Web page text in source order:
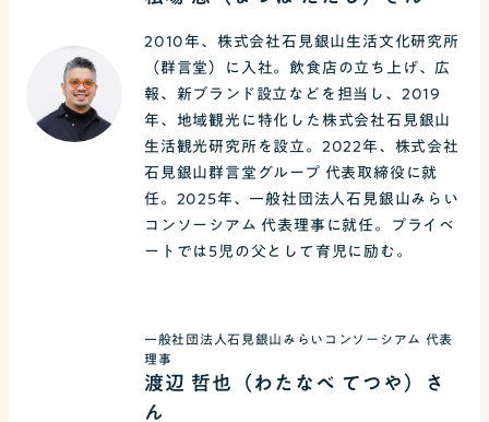
2010年、株式会社石見銀山生活文化研究所
（群言堂）に入社。飲食店の立ち上げ、広
報、新ブランド設立などを担当し、2019
年、地域観光に特化した株式会社石見銀山
生活観光研究所を設立。2022年、株式会社
石見銀山群言堂グループ 代表取締役に就
任。2025年、一般社団法人石見銀山みらい
コンソーシアム 代表理事に就任。プライベ
ートでは5児の父として育児に励む。
一般社団法人石見銀山みらいコンソーシアム 代表
理事
渡辺 哲也（わたなべ てつや）さ
ん